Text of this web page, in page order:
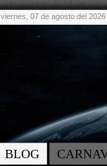
viernes, 07 de agosto del 2026
BLOG